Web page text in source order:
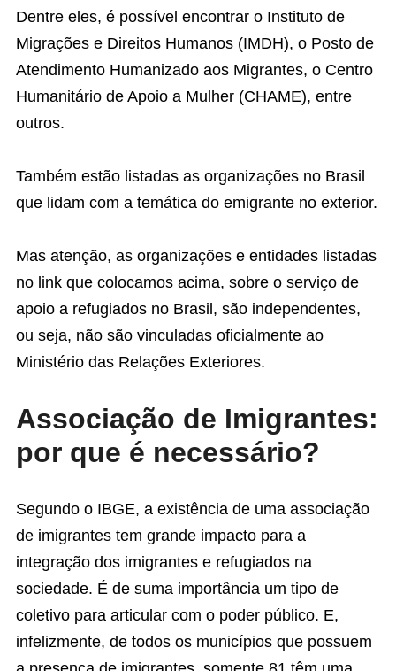
Dentre eles, é possível encontrar o Instituto de
Migrações e Direitos Humanos (IMDH), o Posto de
Atendimento Humanizado aos Migrantes, o Centro
Humanitário de Apoio a Mulher (CHAME), entre
outros.
Também estão listadas as organizações no Brasil
que lidam com a temática do emigrante no exterior.
Mas atenção, as organizações e entidades listadas
no link que colocamos acima, sobre o serviço de
apoio a refugiados no Brasil, são independentes,
ou seja, não são vinculadas oficialmente ao
Ministério das Relações Exteriores.
Associação de Imigrantes:
por que é necessário?
Segundo o IBGE, a existência de uma associação
de imigrantes tem grande impacto para a
integração dos imigrantes e refugiados na
sociedade. É de suma importância um tipo de
coletivo para articular com o poder público. E,
infelizmente, de todos os municípios que possuem